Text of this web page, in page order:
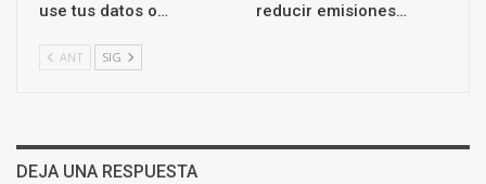
use tus datos o…
reducir emisiones…
ANT SIG
DEJA UNA RESPUESTA